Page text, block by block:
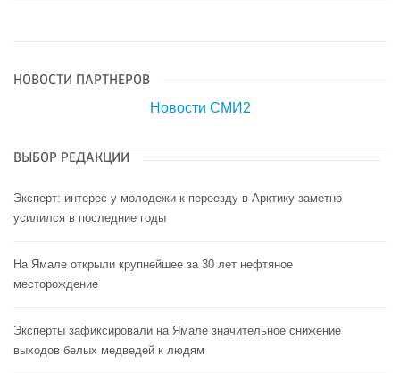
НОВОСТИ ПАРТНЕРОВ
Новости СМИ2
ВЫБОР РЕДАКЦИИ
Эксперт: интерес у молодежи к переезду в Арктику заметно
усилился в последние годы
На Ямале открыли крупнейшее за 30 лет нефтяное
месторождение
Эксперты зафиксировали на Ямале значительное снижение
выходов белых медведей к людям